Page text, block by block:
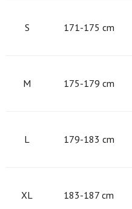
S 171-175 cm
M 175-179 cm
L 179-183 cm
XL 183-187 cm